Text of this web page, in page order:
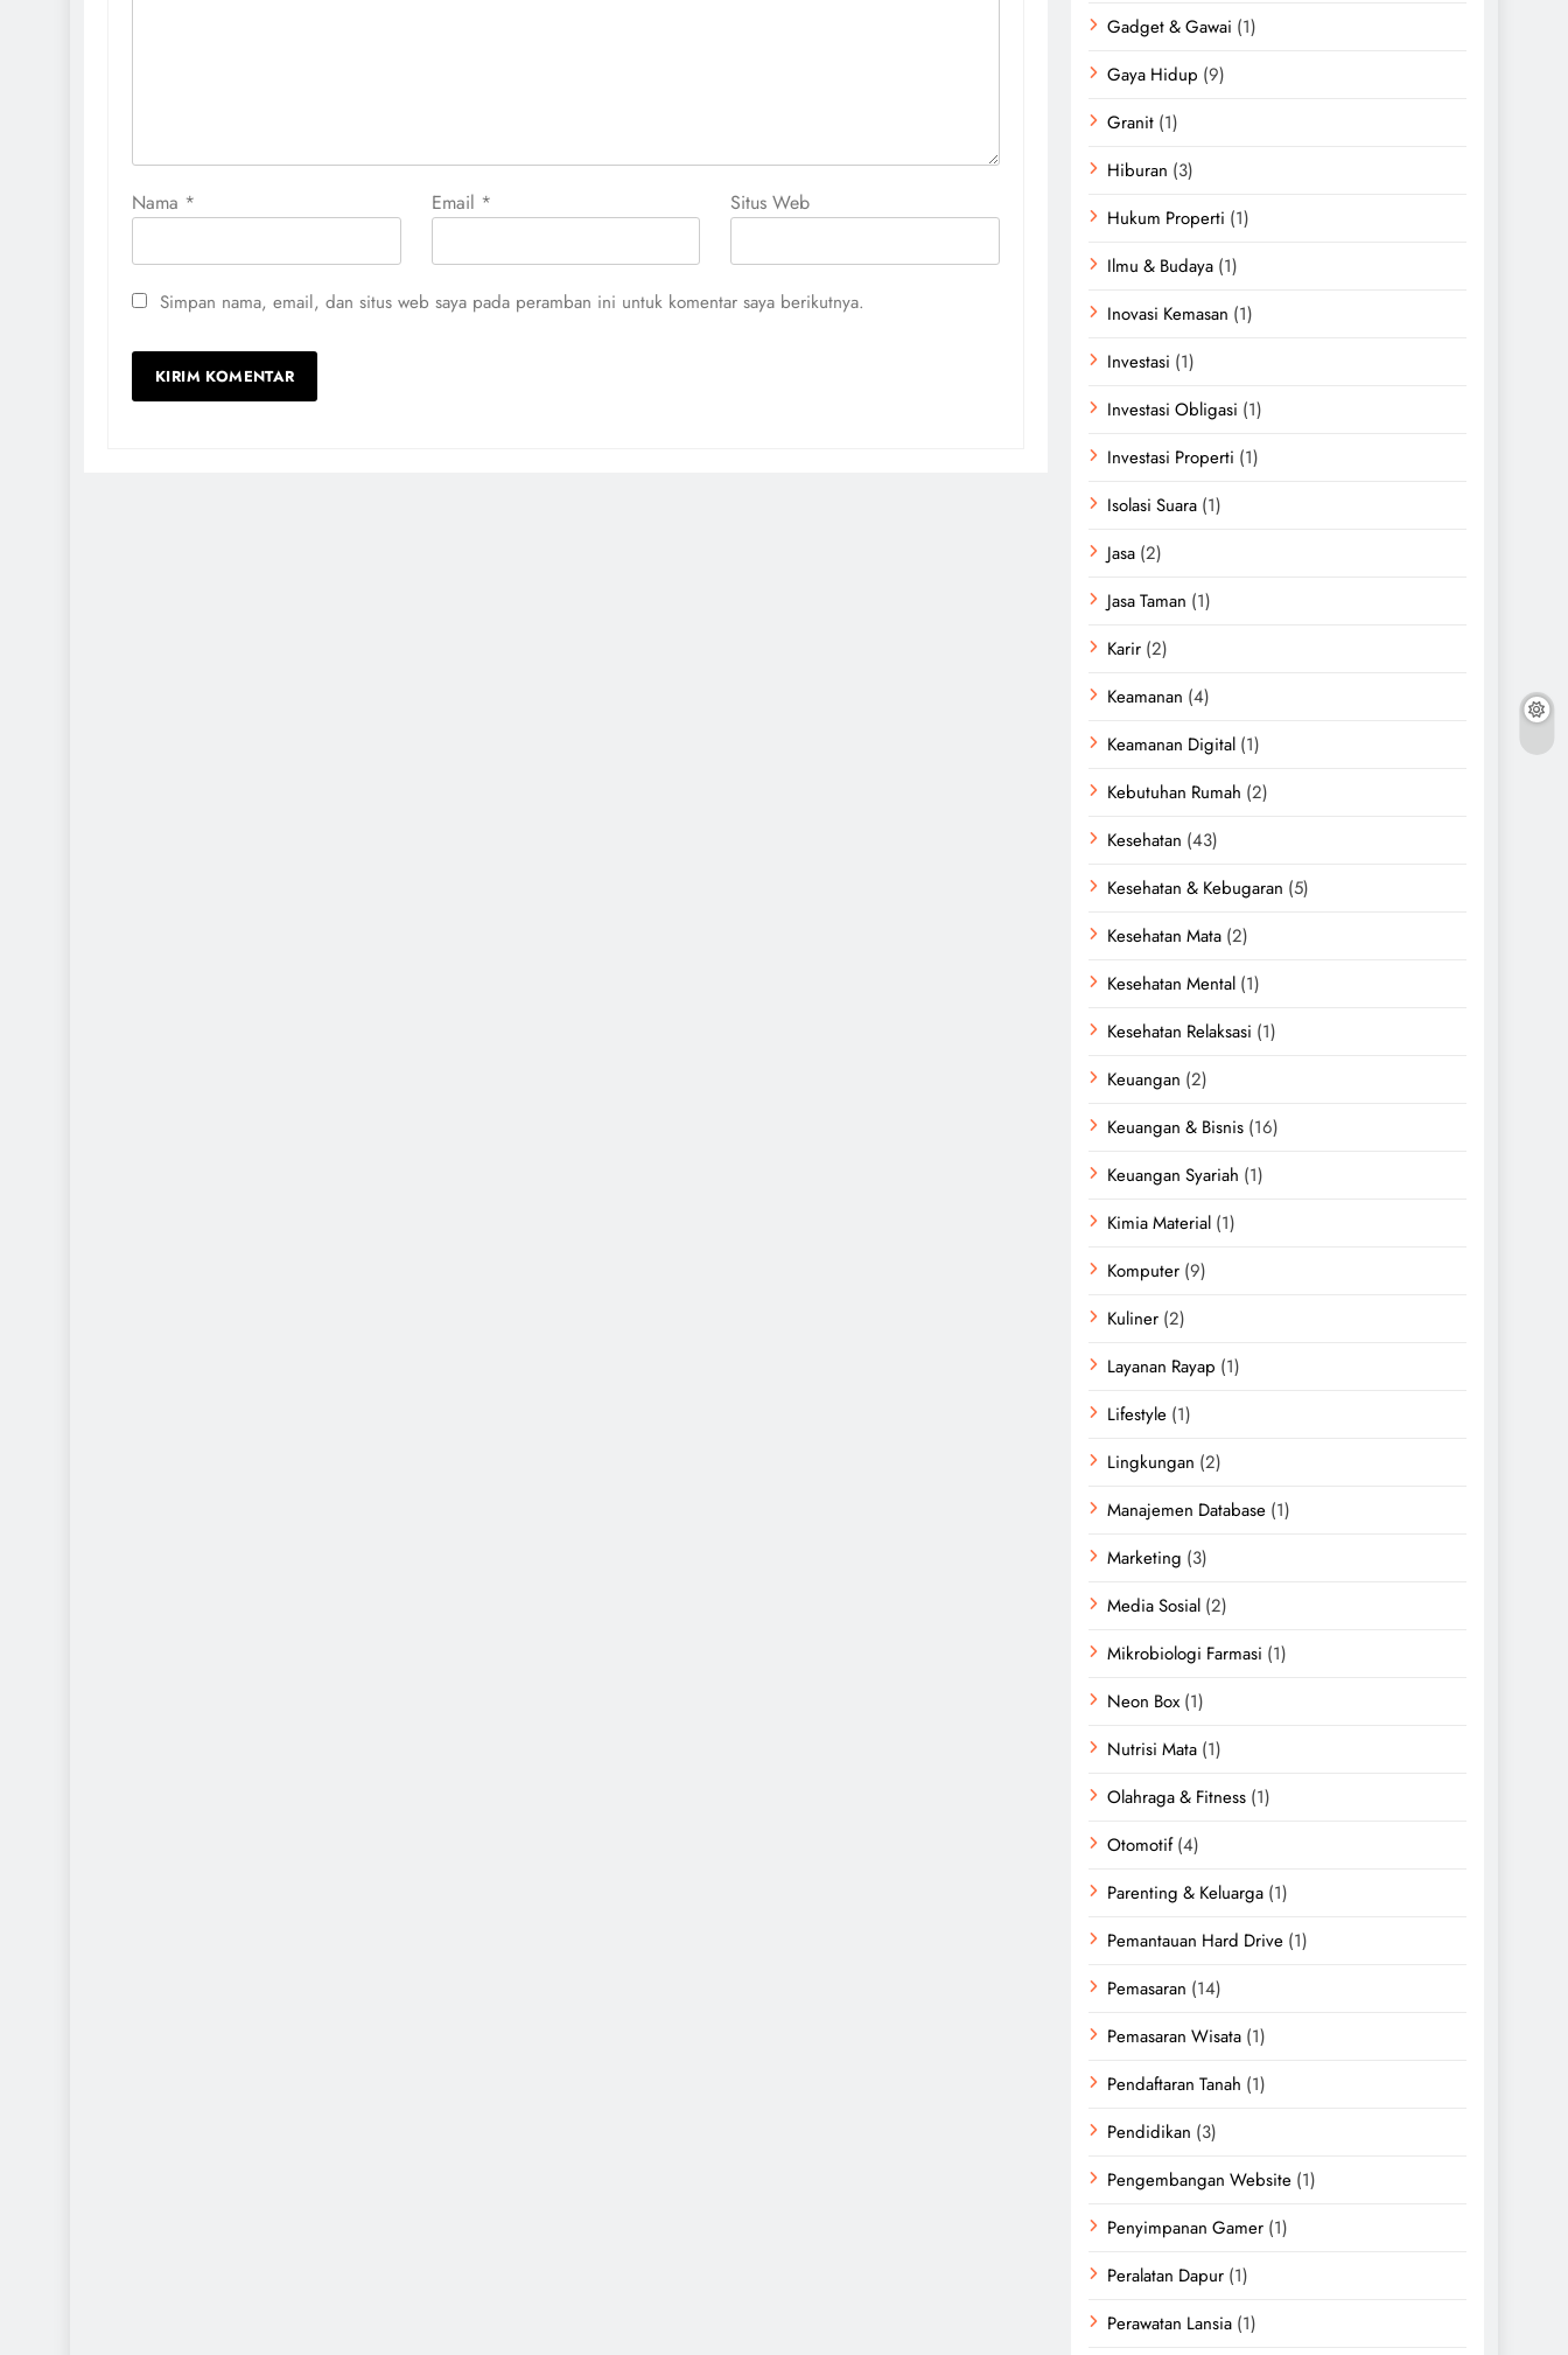
Nama * Email * Situs Web
Simpan nama, email, dan situs web saya pada peramban ini untuk komentar saya berikutnya.
Gadget & Gawai (1)
Gaya Hidup (9)
Granit (1)
Hiburan (3)
Hukum Properti (1)
Ilmu & Budaya (1)
Inovasi Kemasan (1)
Investasi (1)
Investasi Obligasi (1)
Investasi Properti (1)
Isolasi Suara (1)
Jasa (2)
Jasa Taman (1)
Karir (2)
Keamanan (4)
Keamanan Digital (1)
Kebutuhan Rumah (2)
Kesehatan (43)
Kesehatan & Kebugaran (5)
Kesehatan Mata (2)
Kesehatan Mental (1)
Kesehatan Relaksasi (1)
Keuangan (2)
Keuangan & Bisnis (16)
Keuangan Syariah (1)
Kimia Material (1)
Komputer (9)
Kuliner (2)
Layanan Rayap (1)
Lifestyle (1)
Lingkungan (2)
Manajemen Database (1)
Marketing (3)
Media Sosial (2)
Mikrobiologi Farmasi (1)
Neon Box (1)
Nutrisi Mata (1)
Olahraga & Fitness (1)
Otomotif(4)
Parenting & Keluarga (1)
Pemantauan Hard Drive (1)
Pemasaran (14)
Pemasaran Wisata (1)
Pendaftaran Tanah (1)
Pendidikan (3)
Pengembangan Website (1)
Penyimpanan Gamer (1)
Peralatan Dapur (1)
Perawatan Lansia (1)